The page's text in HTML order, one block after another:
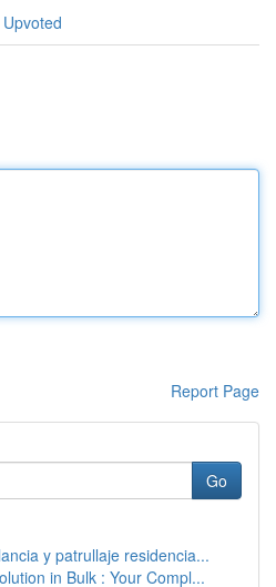
Report Page
Go
y patrullaje residencia...
in Bulk : Your Compl...